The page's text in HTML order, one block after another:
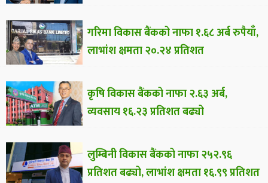
गरिमा विकास बैंकको नाफा १.६८ अर्ब रुपैयाँ,
लाभांश क्षमता २०.२४ प्रतिशत
कृषि विकास बैंकको नाफा २.६३ अर्ब,
व्यवसाय १६.२३ प्रतिशत बढ्यो
लुम्बिनी विकास बैंकको नाफा २५२.९६
प्रतिशत बढ्यो, लाभांश क्षमता १६.९९ प्रतिशत